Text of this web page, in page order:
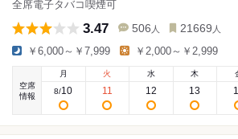
全席電子タバコ喫煙可
3.47 506 人 21669 人
￥6,000～￥7,999 ￥2,000～￥2,999
空席
情報
月
8/10
火
11
水
12
木
13